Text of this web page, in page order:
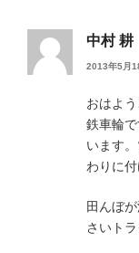
中村 耕
2013年5月
おはよう
鉄車輪
います
わりに付
田んぼ
さいト